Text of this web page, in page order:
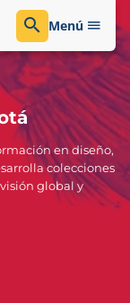
Menú
en diseño,
colecciones
global y